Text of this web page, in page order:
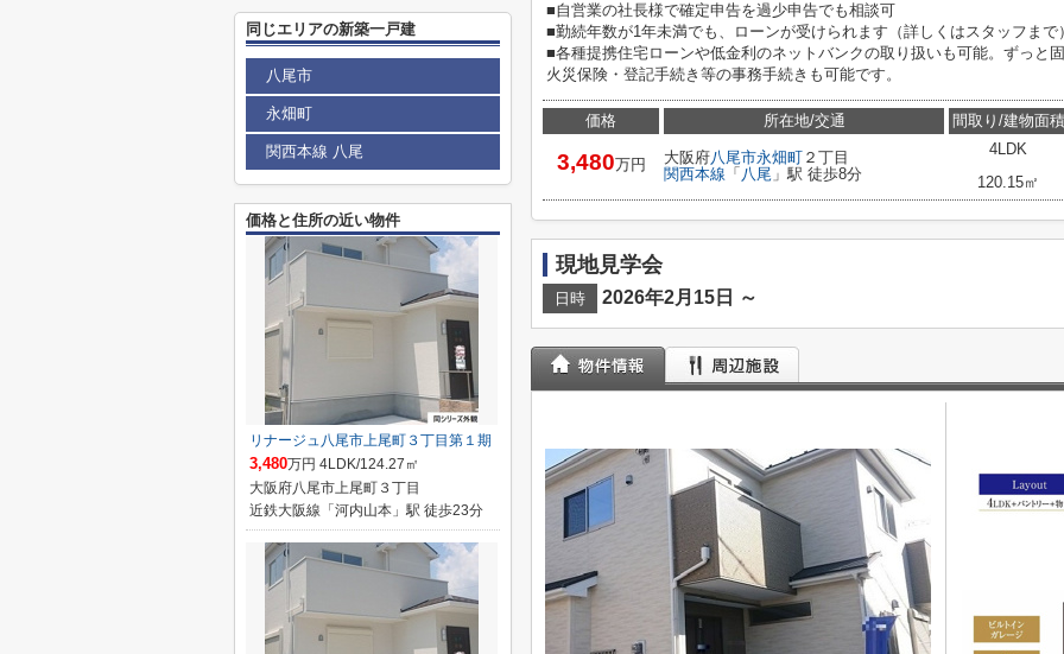
■自営業の社長様で確定申告を過少申告でも相談可
■勤続年数が1年未満でも、ローンが受けられます（詳しくはスタッフまで
■各種提携住宅ローンや低金利のネットバンクの取り扱いも可能。ずっと
火災保険・登記手続き等の事務手続きも可能です。
価格
3,480万円
所在地/交通
大阪府八尾市永畑町 ２丁目
関西本線 「 八尾 」駅 徒歩8分
間取り/建物面積
4LDK
120.15㎡
現地見学会
日時 2026年2月15日 ～
同じエリアの新築一戸建
八尾市
永畑町
関西本線 八尾
価格と住所の近い物件
リナージュ八尾市上尾町３丁目第１期
3,480万円 4LDK/124.27㎡
大阪府八尾市上尾町３丁目
近鉄大阪線「河内山本」駅 徒歩23分